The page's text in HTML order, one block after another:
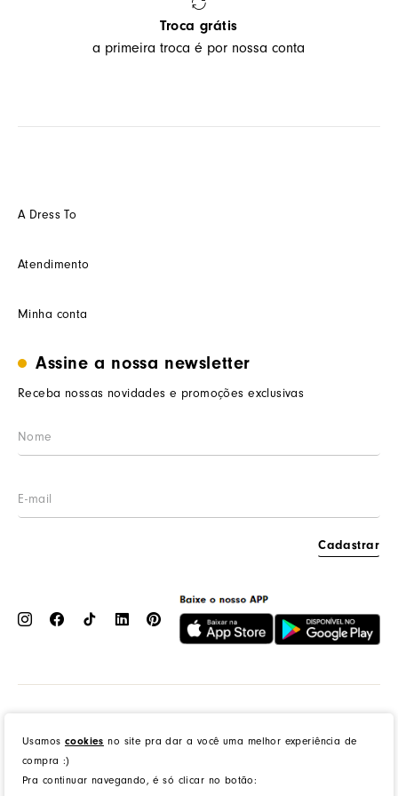
Usamos cookies no site pra dar a você uma melhor experiência de
compra :)
Pra continuar navegando, é só clicar no botão:
Troca grátis
a primeira troca é por nossa conta
A Dress To
Futuro
Seja um(a) cliente multimarca
Trabalhe conosco
Atendimento
Como trocar
Segurança e privacidade
Prazos de entrega
LGPD
Cashback
Minha conta
Meus pedidos
Wishlist
Assine a nossa newsletter
Receba nossas novidades e promoções exclusivas
Cadastrar
created byCommerceGrowth| powered by